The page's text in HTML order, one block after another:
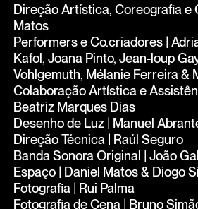
Direção Artística, Coreografia e
Matos
Performers e Co.criadores |
Kafol, Joana Pinto, Jean-loup
Vohlgemuth, Mélanie Ferreira &
Colaboração Artística e
Beatriz Marques Dias
Desenho de Luz | Manuel
Direção Técnica | Raúl Seguro
Banda Sonora Original | João
Espaço | Daniel Matos & Diogo
Fotografia | Rui Palma
Fotografia de Cena | Bruno